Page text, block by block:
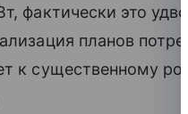
фактически это
планов
к существенному